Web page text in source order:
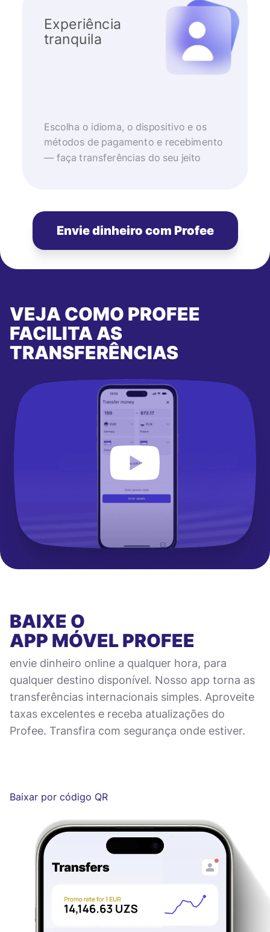
Experiência
tranquila
Escolha o idioma, o dispositivo e os
métodos de pagamento e recebimento
— faça transferências do seu jeito
Envie dinheiro com Profee
VEJA COMO PROFEE
FACILITA AS
TRANSFERÊNCIAS
BAIXE O
APP MÓVELPROFEE
envie dinheiro online a qualquer hora, para
qualquer destino disponível. Nosso app torna as
transferências internacionais simples. Aproveite
taxas excelentes e receba atualizações do
Profee. Transfira com segurança onde estiver.
Baixar por código QR